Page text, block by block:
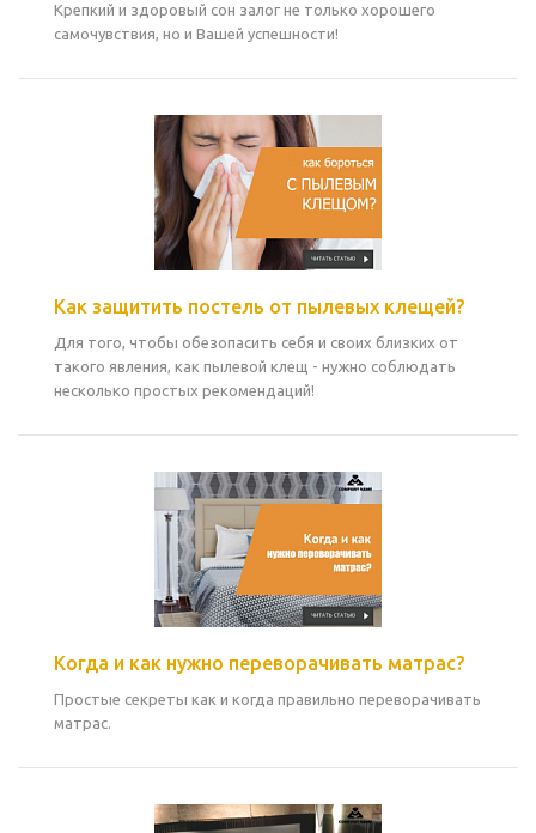
Крепкий и здоровый сон залог не только хорошего
самочувствия, но и Вашей успешности!
Как защитить постель от пылевых клещей?
Для того, чтобы обезопасить себя и своих близких от
такого явления, как пылевой клещ - нужно соблюдать
несколько простых рекомендаций!
Когда и как нужно переворачивать матрас?
Простые секреты как и когда правильно переворачивать
матрас.